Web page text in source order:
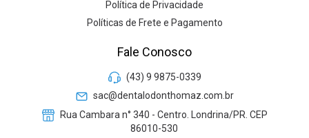
Política de Privacidade
Políticas de Frete e Pagamento
Fale Conosco
(43) 9 9875-0339
sac@dentalodonthomaz.com.br
Rua Cambara n° 340 - Centro. Londrina/PR. CEP
86010-530